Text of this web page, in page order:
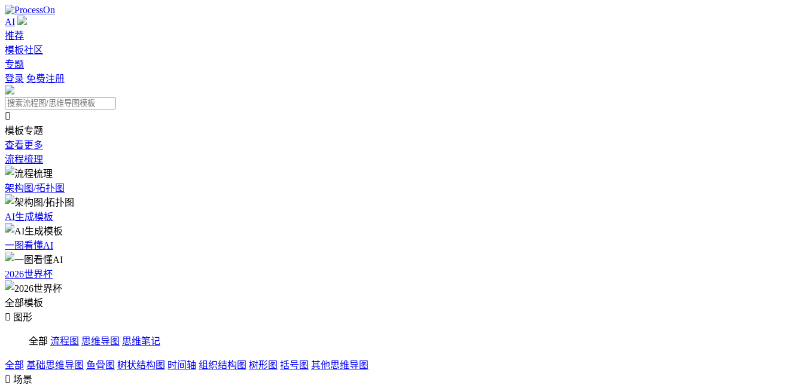
AI
推荐
模板社区
专题
登录 免费注册

模板专题
查看更多
流程梳理
架构图/拓扑图
AI生成模板
一图看懂AI
2026世界杯
全部模板
 图形
全部 流程图 思维导图 思维笔记
全部 基础思维导图 鱼骨图 树状结构图 时间轴 组织结构图 树形图 括号图 其他思维导图
 场景